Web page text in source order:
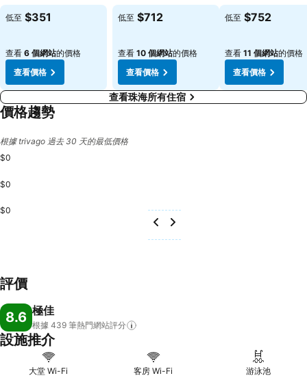
低至 $351
查看 6 個網站的價格
查看價格
低至 $712
查看 10 個網站的價格
查看價格
低至 $752
查看 11 個網站的價格
查看價格
查看珠海所有住宿
價格趨勢
根據 trivago 過去 30 天的最低價格
$0
$0
$0
評價
8.6 極佳
根據 439 筆熱門網站評分
設施推介
大堂 Wi-Fi 客房 Wi-Fi 游泳池